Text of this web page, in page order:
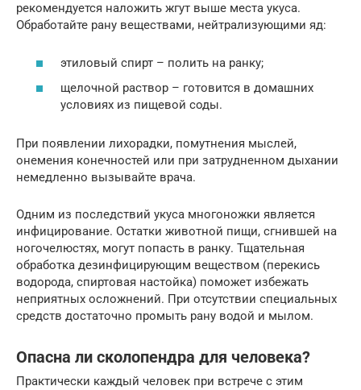
рекомендуется наложить жгут выше места укуса.
Обработайте рану веществами, нейтрализующими яд:
этиловый спирт – полить на ранку;
щелочной раствор – готовится в домашних
условиях из пищевой соды.
При появлении лихорадки, помутнения мыслей,
онемения конечностей или при затрудненном дыхании
немедленно вызывайте врача.
Одним из последствий укуса многоножки является
инфицирование. Остатки животной пищи, сгнившей на
ногочелюстях, могут попасть в ранку. Тщательная
обработка дезинфицирующим веществом (перекись
водорода, спиртовая настойка) поможет избежать
неприятных осложнений. При отсутствии специальных
средств достаточно промыть рану водой и мылом.
Опасна ли сколопендра для человека?
Практически каждый человек при встрече с этим